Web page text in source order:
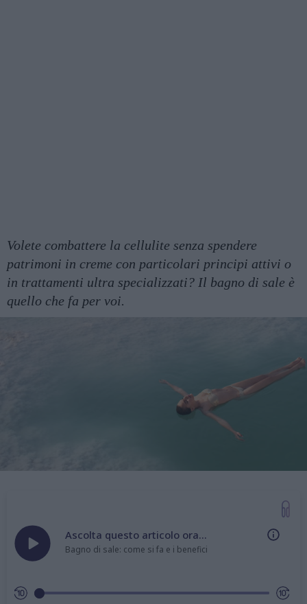
Volete combattere la cellulite senza spendere
patrimoni in creme con particolari principi attivi o
in trattamenti ultra specializzati? Il bagno di sale è
quello che fa per voi.
Ascolta questo articolo ora...
Bagno di sale: come si fa e i benefici